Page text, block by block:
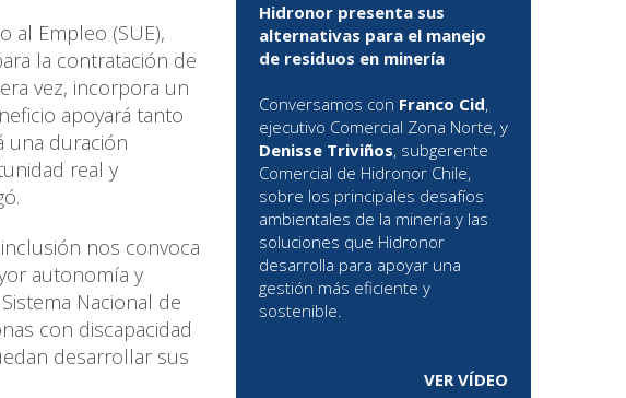
al Empleo (SUE),
la contratación de
vez, incorpora un
apoyará tanto
una duración
real y
nos convoca
autonomía y
Nacional de
con discapacidad
desarrollar sus
Hidronor presenta sus
alternativas para el manejo
de residuos en minería
Conversamos con Franco Cid,
ejecutivo Comercial Zona Norte, y
Denisse Triviños, subgerente
Comercial de Hidronor Chile,
sobre los principales desafíos
ambientales de la minería y las
soluciones que Hidronor
desarrolla para apoyar una
gestión más eficiente y
sostenible.
VER VÍDEO